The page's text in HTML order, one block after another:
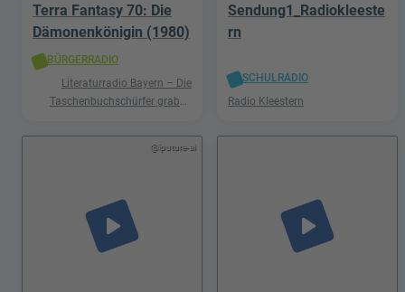
Terra Fantasy 70: Die
Dämonenkönigin (1980)
BÜRGERRADIO
Literaturradio Bayern – Die
Taschenbuchschürfer graben
Phantastik
Sendung1_Radiokleeste
rn
SCHULRADIO
Radio Kleestern
@iputure-ai
play_arrow play_arrow